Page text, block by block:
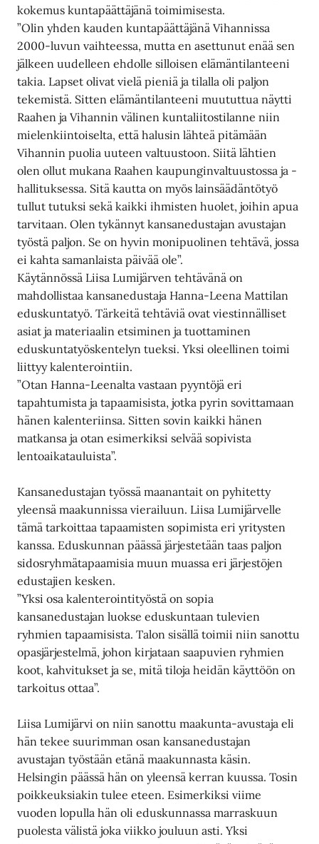
kokemus kuntapäättäjänä toimimisesta.
”Olin yhden kauden kuntapäättäjänä Vihannissa
2000-luvun vaihteessa, mutta en asettunut enää sen
jälkeen uudelleen ehdolle silloisen elämäntilanteeni
takia. Lapset olivat vielä pieniä ja tilalla oli paljon
tekemistä. Sitten elämäntilanteeni muututtua näytti
Raahen ja Vihannin välinen kuntaliitostilanne niin
mielenkiintoiselta, että halusin lähteä pitämään
Vihannin puolia uuteen valtuustoon. Siitä lähtien
olen ollut mukana Raahen kaupunginvaltuustossa ja -
hallituksessa. Sitä kautta on myös lainsäädäntötyö
tullut tutuksi sekä kaikki ihmisten huolet, joihin apua
tarvitaan. Olen tykännyt kansanedustajan avustajan
työstä paljon. Se on hyvin monipuolinen tehtävä, jossa
ei kahta samanlaista päivää ole”.
Käytännössä Liisa Lumijärven tehtävänä on
mahdollistaa kansanedustaja Hanna-Leena Mattilan
eduskuntatyö. Tärkeitä tehtäviä ovat viestinnälliset
asiat ja materiaalin etsiminen ja tuottaminen
eduskuntatyöskentelyn tueksi. Yksi oleellinen toimi
liittyy kalenterointiin.
”Otan Hanna-Leenalta vastaan pyyntöjä eri
tapahtumista ja tapaamisista, jotka pyrin sovittamaan
hänen kalenteriinsa. Sitten sovin kaikki hänen
matkansa ja otan esimerkiksi selvää sopivista
lentoaikatauluista”.
Kansanedustajan työssä maanantait on pyhitetty
yleensä maakunnissa vierailuun. Liisa Lumijärvelle
tämä tarkoittaa tapaamisten sopimista eri yritysten
kanssa. Eduskunnan päässä järjestetään taas paljon
sidosryhmätapaamisia muun muassa eri järjestöjen
edustajien kesken.
”Yksi osa kalenterointityöstä on sopia
kansanedustajan luokse eduskuntaan tulevien
ryhmien tapaamisista. Talon sisällä toimii niin sanottu
opasjärjestelmä, johon kirjataan saapuvien ryhmien
koot, kahvitukset ja se, mitä tiloja heidän käyttöön on
tarkoitus ottaa”.
Liisa Lumijärvi on niin sanottu maakunta-avustaja eli
hän tekee suurimman osan kansanedustajan
avustajan työstään etänä maakunnasta käsin.
Helsingin päässä hän on yleensä kerran kuussa. Tosin
poikkeuksiakin tulee eteen. Esimerkiksi viime
vuoden lopulla hän oli eduskunnassa marraskuun
puolesta välistä joka viikko jouluun asti. Yksi